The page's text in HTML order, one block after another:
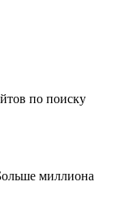
по поиску
миллиона